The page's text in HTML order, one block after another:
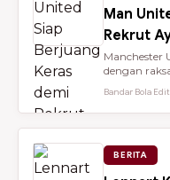
Man
Rekrut
Manchester
dengan
Bandar Bola
BERITA